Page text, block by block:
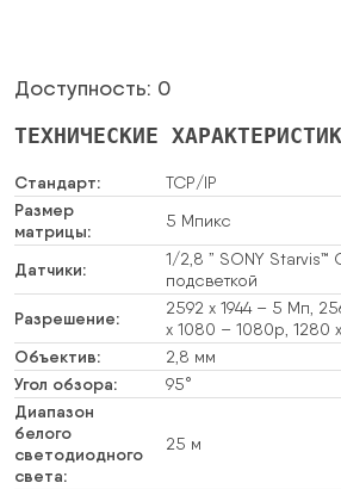
Доступность: 0
ТЕХНИЧЕСКИЕ
Стандарт: TCP/IP
Размер
матрицы:
5 Мпикс
Датчики:
1/2,8 ” SONY Starvis™
подсветкой
Разрешение:
2592 x 1944 – 5 Мп,
x 1080 – 1080p, 1280
Объектив: 2,8 мм
Угол обзора: 95°
Диапазон
белого
светодиодного
света:
25 м